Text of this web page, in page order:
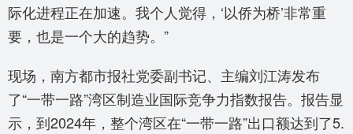
际化进程正在加速。我个人觉得，‘以侨为桥’非常重
要，也是一个大的趋势。”
现场，南方都市报社党委副书记、主编刘江涛发布
了“一带一路”湾区制造业国际竞争力指数报告。报告显
示，到2024年，整个湾区在“一带一路”出口额达到了5.